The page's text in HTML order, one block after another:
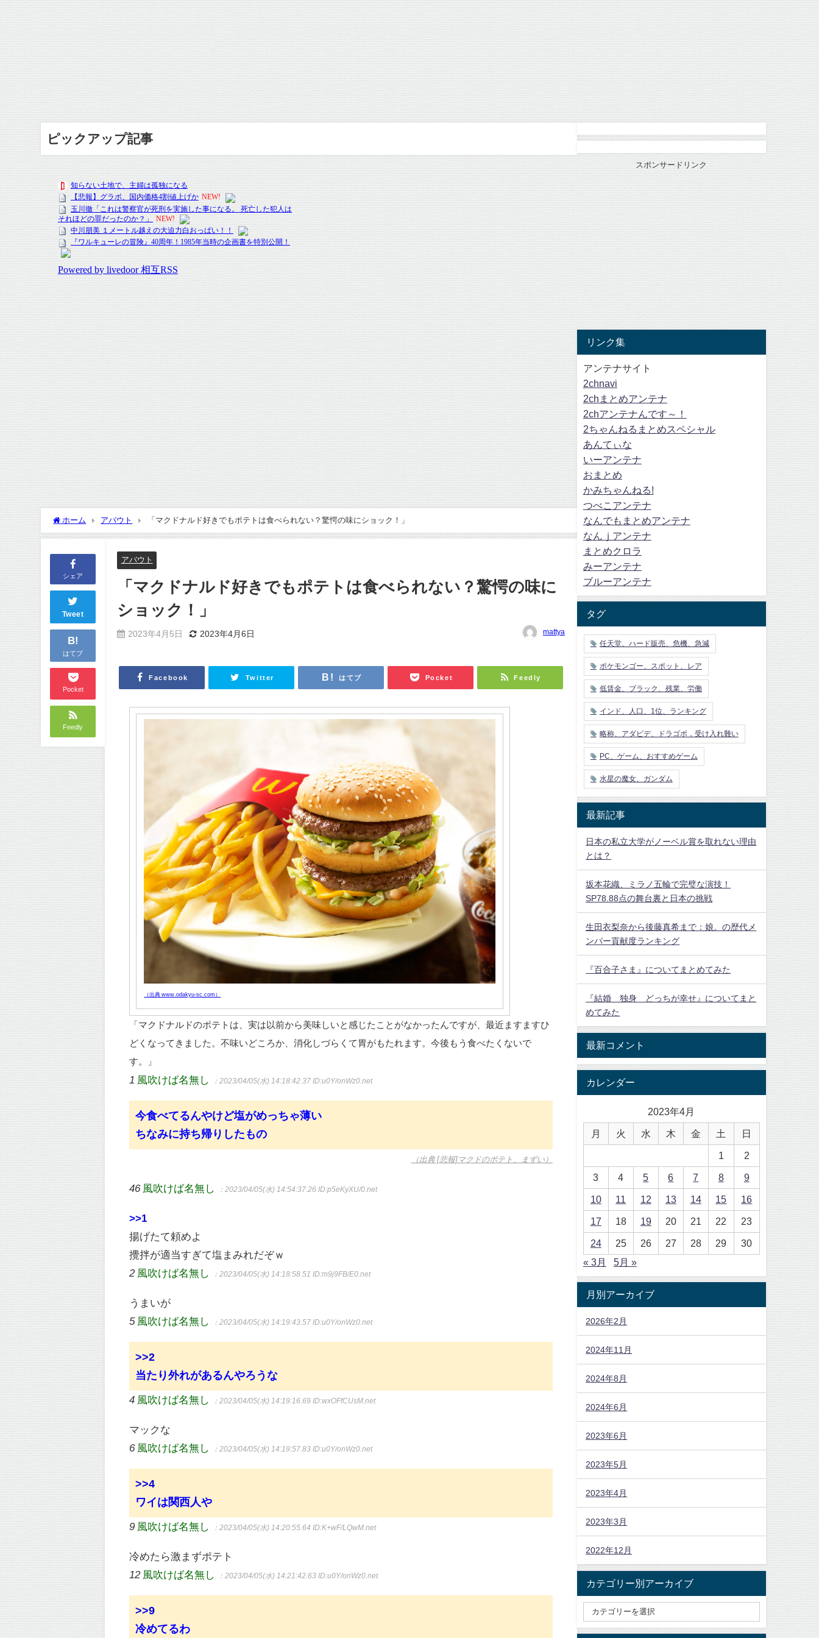
ピックアップ記事
ホーム アバウト 「マクドナルド好きでもポテトは食べられない？驚愕の味にショック！」
シェア
Tweet
B!
はてブ
Pocket
Feedly
アバウト
「マクドナルド好きでもポテトは食べられない？驚愕の味に
ショック！」
2023年4月5日 2023年4月6日 mattya
Facebook Twitter はてブ Pocket Feedly
（出典 www.odakyu-sc.com）
「マクドナルドのポテトは、実は以前から美味しいと感じたことがなかったんですが、最近ますますひ
どくなってきました。不味いどころか、消化しづらくて胃がもたれます。今後もう食べたくないで
す。」
1 風吹けば名無し ：2023/04/05(水) 14:18:42.37ID:u0Y/onWz0.net
今食べてるんやけど塩がめっちゃ薄い
ちなみに持ち帰りしたもの
（出典 [悲報]マクドのポテト、まずい）
46 風吹けば名無し ：2023/04/05(水) 14:54:37.26ID:p5eKyXU/0.net
>>1
揚げたて頼めよ
攪拌が適当すぎて塩まみれだぞｗ
2 風吹けば名無し ：2023/04/05(水) 14:18:58.51ID:m9j9FB/E0.net
うまいが
5 風吹けば名無し ：2023/04/05(水) 14:19:43.57ID:u0Y/onWz0.net
>>2
当たり外れがあるんやろうな
4 風吹けば名無し ：2023/04/05(水) 14:19:16.69ID:wxOFfCUsM.net
マックな
6 風吹けば名無し ：2023/04/05(水) 14:19:57.83ID:u0Y/onWz0.net
>>4
ワイは関西人や
9 風吹けば名無し ：2023/04/05(水) 14:20:55.64ID:K+wF/LQwM.net
冷めたら激まずポテト
12 風吹けば名無し ：2023/04/05(水) 14:21:42.63ID:u0Y/onWz0.net
>>9
冷めてるわ
スポンサードリンク
リンク集
アンテナサイト
2chnavi
2chまとめアンテナ
2chアンテナんです～！
2ちゃんねるまとめスペシャル
あんてぃな
いーアンテナ
おまとめ
かみちゃんねる!
つべこアンテナ
なんでもまとめアンテナ
なんｊアンテナ
まとめクロラ
みーアンテナ
ブルーアンテナ
タグ
任天堂、ハード販売、危機、急減
ポケモンゴー、スポット、レア
低賃金、ブラック、残業、労働
インド、人口、1位、ランキング
略称、アダビデ、ドラゴボ，受け入れ難い
PC、ゲーム、おすすめゲーム
水星の魔女、ガンダム
最新記事
日本の私立大学がノーベル賞を取れない理由
とは？
坂本花織、ミラノ五輪で完璧な演技！
SP78.88点の舞台裏と日本の挑戦
生田衣梨奈から後藤真希まで：娘。の歴代メ
ンバー貢献度ランキング
『百合子さま』についてまとめてみた
『結婚 独身 どっちが幸せ』についてまと
めてみた
最新コメント
カレンダー
2023年4月
月 火 水 木 金 土 日
1 2
3 4 5 6 7 8 9
10 11 12 13 14 15 16
17 18 19 20 21 22 23
24 25 26 27 28 29
30
« 3月
5月 »
月別アーカイブ
2026年2月
2024年11月
2024年8月
2024年6月
2023年6月
2023年5月
2023年4月
2023年3月
2022年12月
カテゴリー別アーカイブ